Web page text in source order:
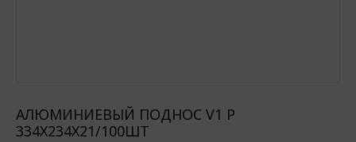
АЛЮМИНИЕВЫЙ ПОДНОС V1 P
334X234X21/100ШТ